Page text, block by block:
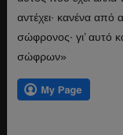
αντέχει· κανένα από
σώφρονος· γι’ αυτό
σώφρων»